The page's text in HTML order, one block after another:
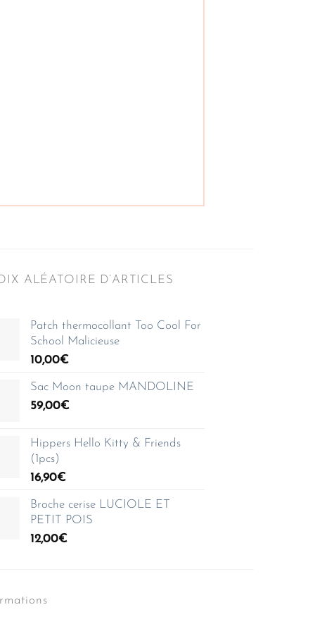
ALÉATOIRE D’ARTICLES
Patch thermocollant Too Cool For
School Malicieuse
10,00€
Sac Moon taupe MANDOLINE
59,00€
Hippers Hello Kitty & Friends
(1pcs)
16,90€
Broche cerise LUCIOLE ET
PETIT POIS
12,00€